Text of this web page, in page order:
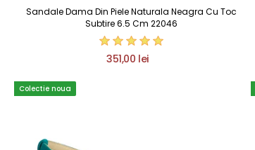
Sandale Dama Din Piele Naturala Neagra Cu Toc
Subtire 6.5 Cm 22046
351,00 lei
Colectie noua